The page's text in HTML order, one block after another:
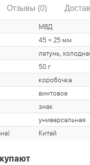
Отзывы (0)
МВД
45 × 25 мм
латунь,
50 г
коробочка
винтовое
знак
универсальная
Китай